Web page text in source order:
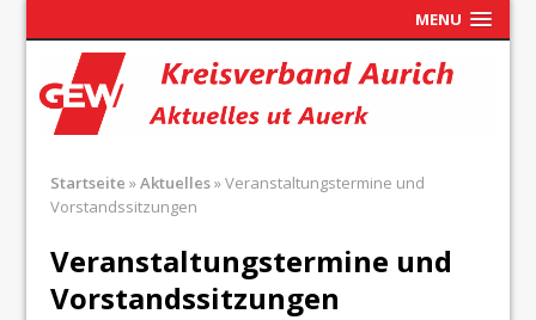
MENU
Startseite »Aktuelles»Veranstaltungstermine und
Vorstandssitzungen
Veranstaltungstermine und
Vorstandssitzungen